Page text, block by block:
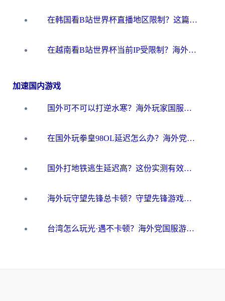
在韩国看B站世界杯直播地区限制？这篇指南让你告别“当前地区不可播放”
在越南看B站世界杯当前IP受限制？海外党体育观赛终极指南来了
加速国内游戏
国外可不可以打逆水寒？海外玩家国服畅玩终极指南（附漫威荒野乱斗加速方案）
在国外玩拳皇98OL延迟怎么办？海外党亲测有效的低延迟指南
国外打地铁逃生延迟高？这份实测有效的低延迟指南帮你吃鸡
海外玩守望先锋总卡顿？守望先锋游戏加速器在哪里买&避坑指南（附欧洲非洲游戏实测）
台湾怎么玩光·遇不卡顿？海外党国服游戏加速终极攻略（附实测体验）